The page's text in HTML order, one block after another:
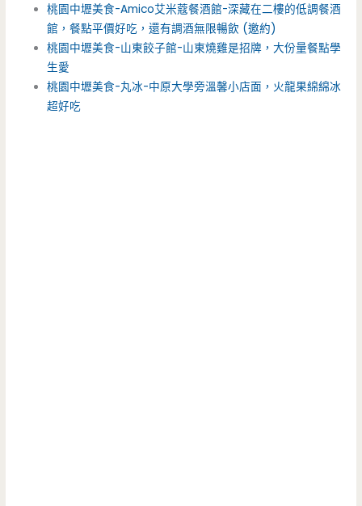
桃園中壢美食-Amico艾米蔻餐酒館-深藏在二樓的低調餐酒
館，餐點平價好吃，還有調酒無限暢飲 (邀約)
桃園中壢美食-山東餃子館-山東燒雞是招牌，大份量餐點學
生愛
桃園中壢美食-丸冰-中原大學旁溫馨小店面，火龍果綿綿冰
超好吃